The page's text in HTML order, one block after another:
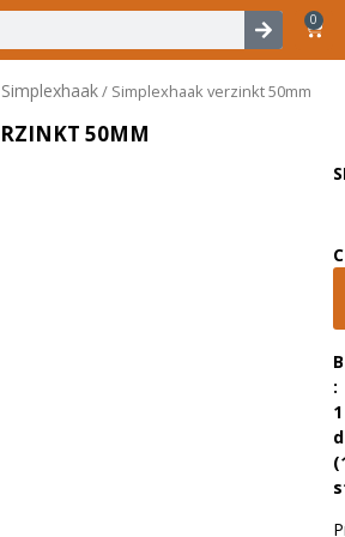
0
Simplexhaak/ Simplexhaak verzinkt 50mm
50MM
:
1